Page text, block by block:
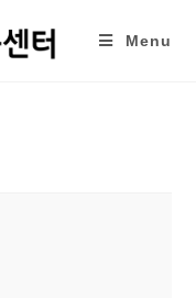
Menu